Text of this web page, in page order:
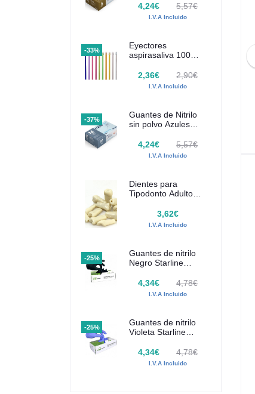
4,24€
5,57€
I.V.A Incluido
-33%
Eyectores
aspirasaliva 100
Monoart
2,36€ 2,90€
I.V.A Incluido
-37%
Guantes de Nitrilo
sin polvo Azules
4,24€
5,57€
I.V.A Incluido
Dientes para
Tipodonto Adulto
3,62€
I.V.A Incluido
-25%
Guantes de nitrilo
Negro Starline
4,34€
4,78€
I.V.A Incluido
-25%
Guantes de nitrilo
Violeta Starline
4,34€
4,78€
I.V.A Incluido
48,16€